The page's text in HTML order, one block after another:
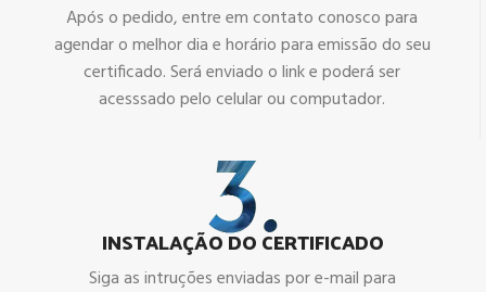
Após o pedido, entre em contato conosco para
agendar o melhor dia e horário para emissão do seu
certificado. Será enviado o link e poderá ser
acesssado pelo celular ou computador.
INSTALAÇÃO DO CERTIFICADO
Siga as intruções enviadas por e-mail para